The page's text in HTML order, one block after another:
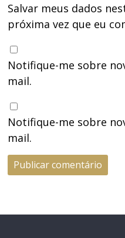
Salvar meus dados
próxima vez que eu
Notifique-me sobre
mail.
Notifique-me sobre
mail.